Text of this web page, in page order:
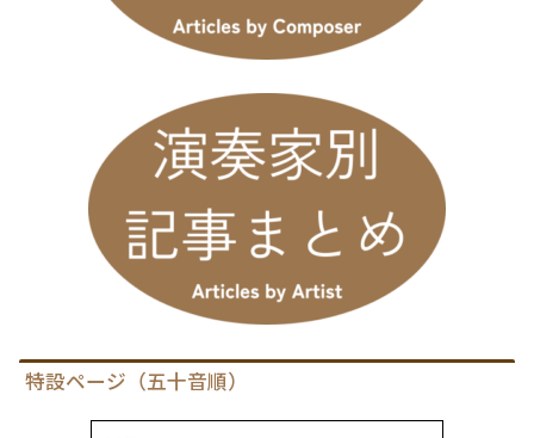
特設ページ（五十音順）